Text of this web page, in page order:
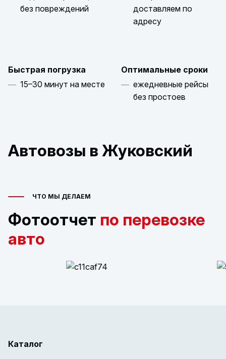
без повреждений
доставляем по
адресу
Быстрая погрузка
15–30 минут на месте
Оптимальные сроки
ежедневные рейсы
без простоев
Автовозы в Жуковский
ЧТО МЫ ДЕЛАЕМ
Фотоотчет по перевозке
авто
Каталог